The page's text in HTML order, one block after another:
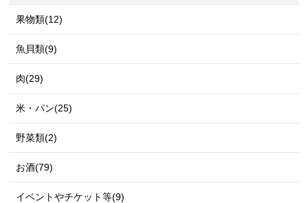
果物類(12)
魚貝類(9)
肉(29)
米・パン(25)
野菜類(2)
お酒(79)
イベントやチケット等(9)